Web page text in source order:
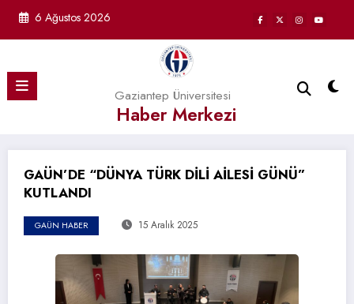
6 Ağustos 2026
Gaziantep Üniversitesi
Haber Merkezi
GAÜN’DE “DÜNYA TÜRK DİLİ AİLESİ GÜNÜ”
KUTLANDI
GAÜN HABER 15 Aralık 2025